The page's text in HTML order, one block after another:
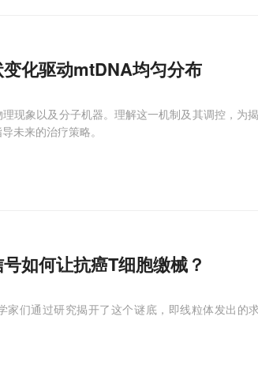
化驱动mtDNA均匀分布
现象以及分子机器。理解这一机制及其调控，为
未来的治疗策略。
如何让抗癌T细胞缴械？
家们通过研究揭开了这个谜底，即线粒体发出的